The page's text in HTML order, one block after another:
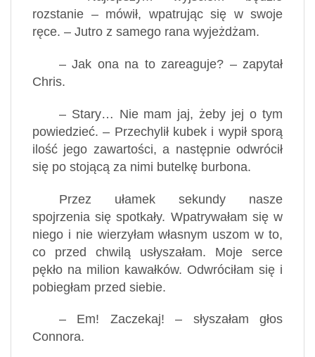
rozstanie – mówił, wpatrując się w swoje
ręce. – Jutro z samego rana wyjeżdżam.
– Jak ona na to zareaguje? – zapytał
Chris.
– Stary… Nie mam jaj, żeby jej o tym
powiedzieć. – Przechylił kubek i wypił sporą
ilość jego zawartości, a następnie odwrócił
się po stojącą za nimi butelkę burbona.
Przez ułamek sekundy nasze
spojrzenia się spotkały. Wpatrywałam się w
niego i nie wierzyłam własnym uszom w to,
co przed chwilą usłyszałam. Moje serce
pękło na milion kawałków. Odwróciłam się i
pobiegłam przed siebie.
– Em! Zaczekaj! – słyszałam głos
Connora.